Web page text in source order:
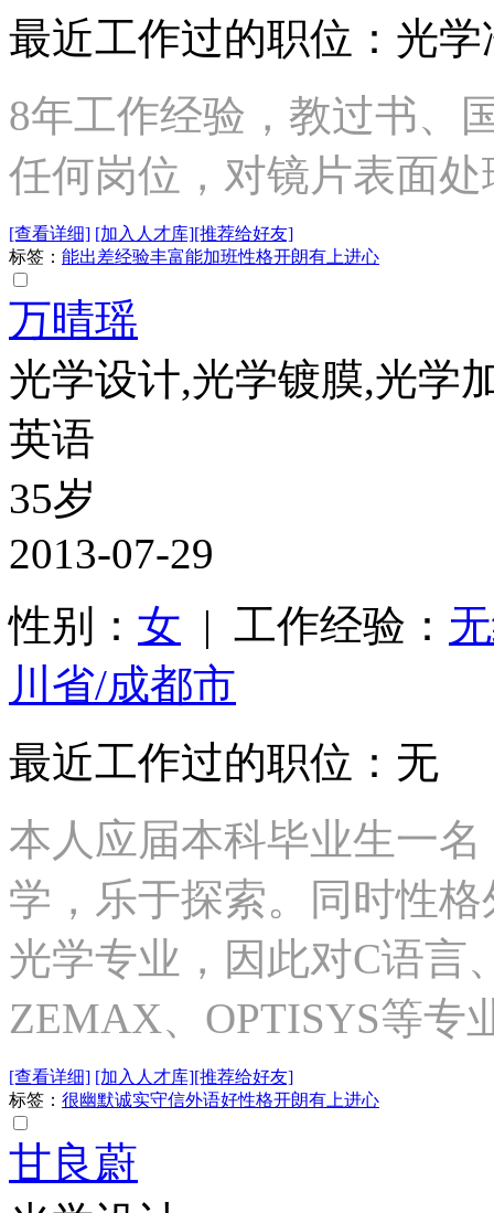
最近工作过的职位：光
8年工作经验，教过书、
任何岗位，对镜片表面
[查看详细] [加入人才库][推荐给好友]
标签： 能出差经验丰富能加班性格开朗有上进心
万晴瑶
光学设计,光学镀膜,光学
英语
35岁
2013-07-29
性别： 女 | 工作经验：
川省/成都市
最近工作过的职位：无
本人应届本科毕业生一
学，乐于探索。同时性
光学专业，因此对C语言
ZEMAX、OPTISYS等专
[查看详细] [加入人才库][推荐给好友]
标签： 很幽默诚实守信外语好性格开朗有上进心
甘良蔚